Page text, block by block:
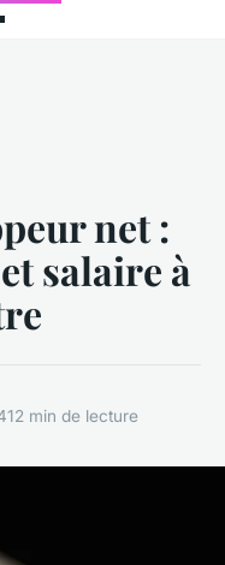
net :
salaire à
12 min de lecture